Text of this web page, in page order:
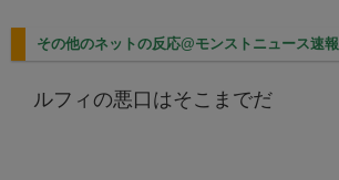
その他のネットの反応@モンストニュース速報
ルフィの悪口はそこまでだ